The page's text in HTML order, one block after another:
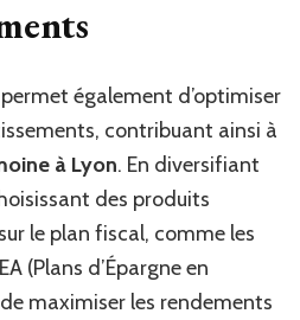
également d’optimiser
contribuant ainsi à
à Lyon. En diversifiant
des produits
le plan fiscal, comme les
(Plans d’Épargne en
maximiser les rendements